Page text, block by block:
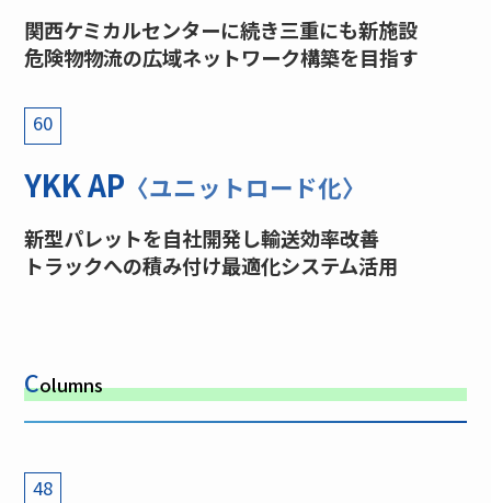
関西ケミカルセンターに続き三重にも新施設
危険物物流の広域ネットワーク構築を目指す
60
YKK AP 〈ユニットロード化〉
新型パレットを自社開発し輸送効率改善
トラックへの積み付け最適化システム活用
Columns
48